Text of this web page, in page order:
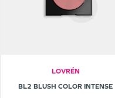
LOVRÉN
BL2 BLUSH COLOR INTENSE